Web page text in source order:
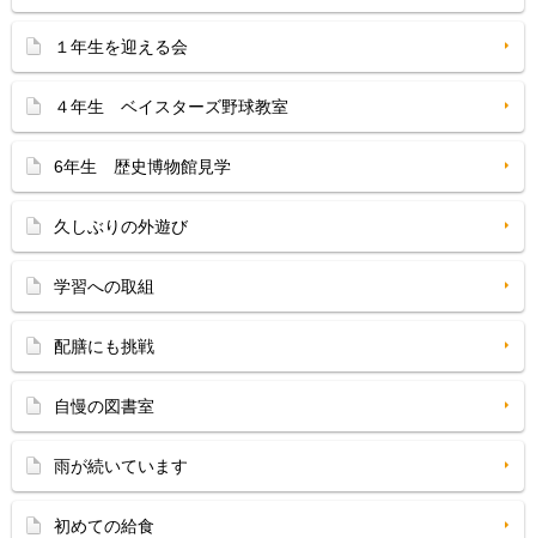
１年生を迎える会
４年生 ベイスターズ野球教室
6年生 歴史博物館見学
久しぶりの外遊び
学習への取組
配膳にも挑戦
自慢の図書室
雨が続いています
初めての給食